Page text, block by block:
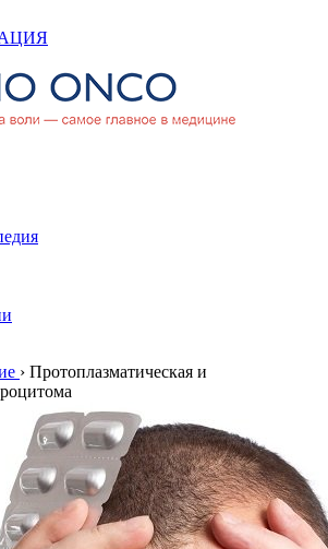
› Протоплазматическая и